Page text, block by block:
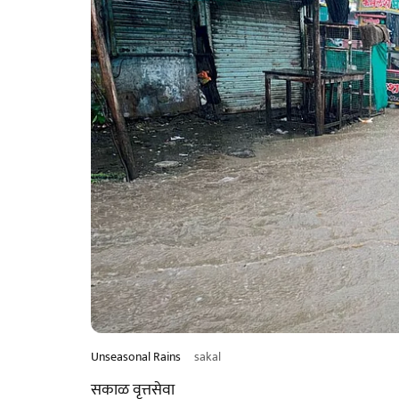
Unseasonal Rains sakal
सकाळ वृत्तसेवा